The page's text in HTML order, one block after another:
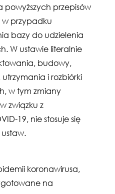
powyższych przepisów
przypadku
bazy do udzielenia
W ustawie literalnie
budowy,
i rozbiórki
w tym zmiany
związku z
19, nie stosuje się
koronawirusa,
na